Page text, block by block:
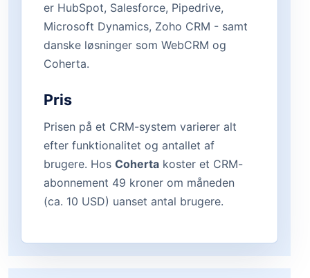
er HubSpot, Salesforce, Pipedrive,
Microsoft Dynamics, Zoho CRM - samt
danske løsninger som WebCRM og
Coherta.
Pris
Prisen på et CRM-system varierer alt
efter funktionalitet og antallet af
brugere. Hos Coherta koster et CRM-
abonnement 49 kroner om måneden
(ca. 10 USD) uanset antal brugere.